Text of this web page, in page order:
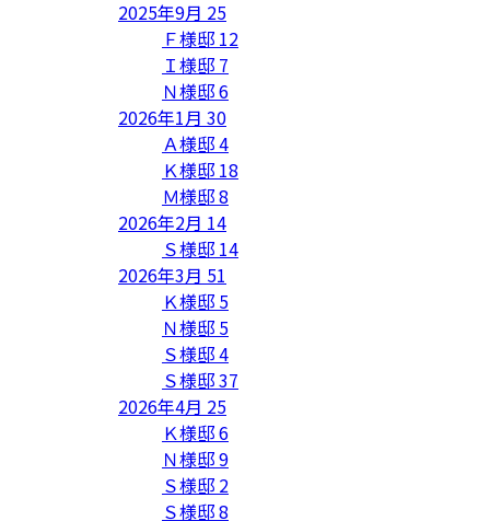
2025年9月 25
Ｆ様邸 12
Ｉ様邸 7
Ｎ様邸6
2026年1月 30
Ａ様邸4
Ｋ様邸 18
Ｍ様邸8
2026年2月 14
Ｓ様邸 14
2026年3月 51
Ｋ様邸 5
Ｎ様邸 5
Ｓ様邸4
Ｓ様邸37
2026年4月 25
Ｋ様邸6
Ｎ様邸9
Ｓ様邸 2
Ｓ様邸8